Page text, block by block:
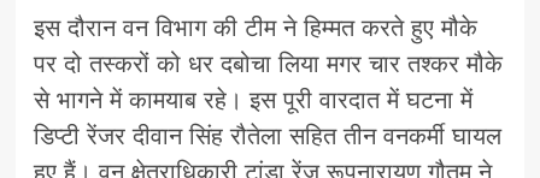
इस दौरान वन विभाग की टीम ने हिम्मत करते हुए मौके
पर दो तस्करों को धर दबोचा लिया मगर चार तश्कर मौके
से भागने में कामयाब रहे। इस पूरी वारदात में घटना में
डिप्टी रेंजर दीवान सिंह रौतेला सहित तीन वनकर्मी घायल
हुए हैं। वन क्षेत्राधिकारी टांडा रेंज रूपनारायण गौतम ने